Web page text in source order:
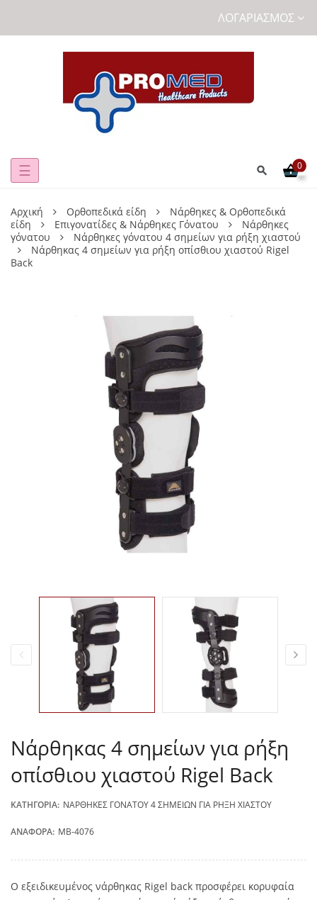
ΛΟΓΑΡΙΑΣΜΌΣ
Toggle
☰ 0
Αρχική Ορθοπεδικά είδη
Νάρθηκες & Ορθοπεδικά
είδη
Επιγονατίδες & Νάρθηκες Γόνατου
Νάρθηκες
γόνατου
Νάρθηκες γόνατου 4 σημείων για ρήξη χιαστού
Νάρθηκας 4 σημείων για ρήξη οπίσθιου χιαστού Rigel
Back
Νάρθηκας 4 σημείων για ρήξη
οπίσθιου χιαστού Rigel Back
ΚΑΤΗΓΟΡΊΑ: ΝΆΡΘΗΚΕΣ ΓΌΝΑΤΟΥ 4 ΣΗΜΕΊΩΝ ΓΙΑ ΡΉΞΗ ΧΙΑΣΤΟΎ
ΑΝΑΦΟΡΆ: MB-4076
Ο εξειδικευμένος νάρθηκας Rigel back προσφέρει κορυφαία